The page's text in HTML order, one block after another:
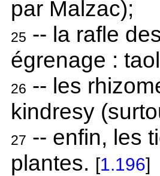
par Malzac);
25 -- la rafle
égrenage :
26 -- les
kindresy
27 -- enfin, les
plantes. [1.196]